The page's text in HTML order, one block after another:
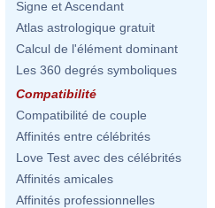
Signe et Ascendant
Atlas astrologique gratuit
Calcul de l'élément dominant
Les 360 degrés symboliques
Compatibilité
Compatibilité de couple
Affinités entre célébrités
Love Test avec des célébrités
Affinités amicales
Affinités professionnelles